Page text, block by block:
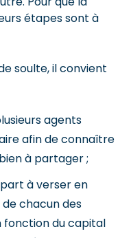
étapes sont à
soulte, il convient
agents
afin de connaître
à partager ;
à verser en
chacun des
fonction du capital